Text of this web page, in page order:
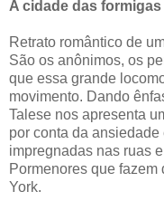
A cidade das formigas
Retrato romântico de
São os anônimos, os
que essa grande
movimento. Dando
Talese nos apresenta
por conta da
impregnadas nas ruas
Pormenores que
York.